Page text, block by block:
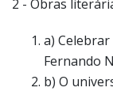
2 - Obras
a)
Fernando
b) O